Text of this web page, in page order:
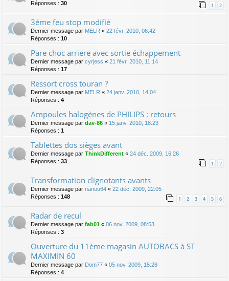
Réponses : 30 1 2
3éme feu stop modifié
Dernier message par MELR « 22 févr. 2010, 06:42
Réponses : 10
Pare choc arriere avec sortie échappement
Dernier message par cyrjess « 21 févr. 2010, 11:14
Réponses : 17
Ressort cross touran ?
Dernier message par MELR « 24 janv. 2010, 14:04
Réponses : 4
Ampoules halogènes de PHILIPS : retours
Dernier message par dav-86 « 15 janv. 2010, 18:23
Réponses : 1
Tablettes dos sièges avant
Dernier message par ThinkDifferent « 24 déc. 2009, 16:26
Réponses : 33 1 2
Transformation clignotants avants
Dernier message par nanou64 « 22 déc. 2009, 22:05
Réponses : 148 1 2 3 4 5 6
Radar de recul
Dernier message par fab01 « 06 nov. 2009, 08:53
Réponses : 3
Ouverture du 11ème magasin AUTOBACS à ST
MAXIMIN 60
Dernier message par Dom77 « 05 nov. 2009, 15:28
Réponses : 4